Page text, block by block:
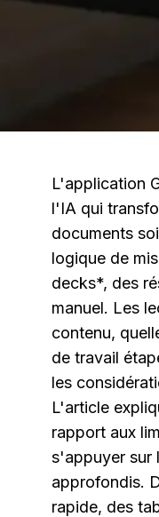
L'application
l'IA qui
documents
logique de
decks*, des
manuel. Les
contenu,
de travail
les
L'article
rapport aux
s'appuyer sur
approfondis.
rapide, des